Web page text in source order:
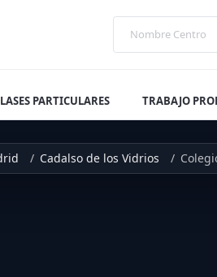
PARTICULARES TRABAJO
Cadalso de los Vidrios